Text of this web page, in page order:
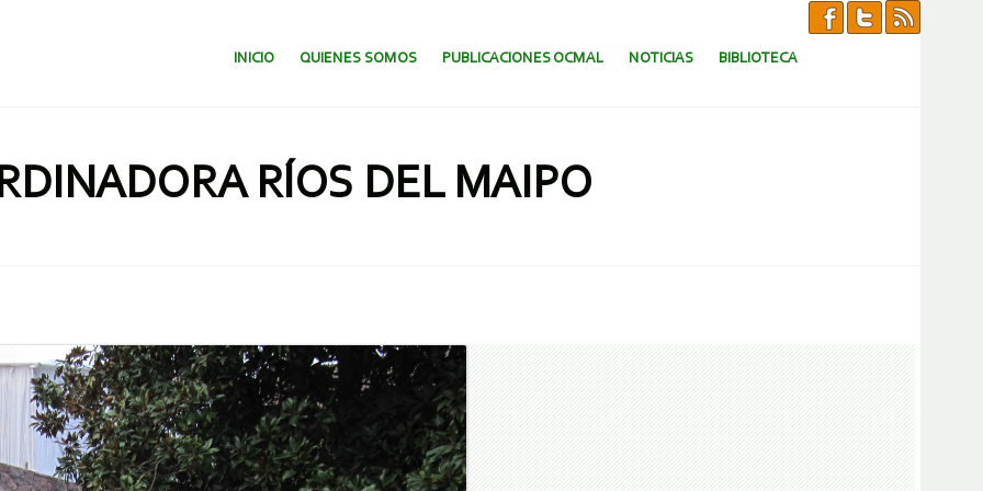
SALTAR AL CONTENIDO.
INICIO QUIENES SOMOS PUBLICACIONES OCMAL NOTICIAS BIBLIOTECA
RÍOS DEL MAIPO